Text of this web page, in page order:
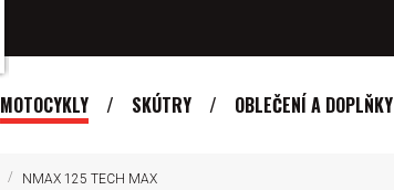
MOTOCYKLY SKÚTRY OBLEČENÍ A DOPLŇKY
NMAX 125 TECH MAX